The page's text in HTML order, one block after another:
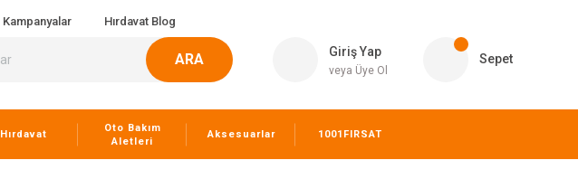
Kampanyalar Hırdavat Blog
ARA Giriş Yap
veya Üye Ol
Sepet
Hırdavat
Oto Bakım
Aletleri
Aksesuarlar 1001FIRSAT